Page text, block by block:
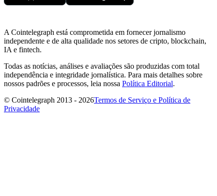
A Cointelegraph está comprometida em fornecer jornalismo
independente e de alta qualidade nos setores de cripto, blockchain,
IA e fintech.
Todas as notícias, análises e avaliações são produzidas com total
independência e integridade jornalística. Para mais detalhes sobre
nossos padrões e processos, leia nossa Política Editorial.
© Cointelegraph 2013 - 2026Termos de Serviço e Política de
Privacidade